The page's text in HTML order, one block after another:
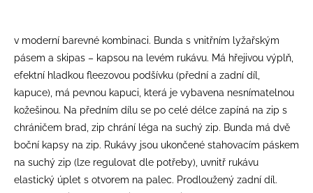
v moderní barevné kombinaci. Bunda s vnitřním lyžařským
pásem a skipas – kapsou na levém rukávu. Má hřejivou výplň,
efektní hladkou fleezovou podšívku (přední a zadní díl,
kapuce), má pevnou kapuci, která je vybavena nesnímatelnou
kožešinou. Na předním dílu se po celé délce zapíná na zip s
chráničem brad, zip chrání léga na suchý zip. Bunda má dvě
boční kapsy na zip. Rukávy jsou ukončené stahovacím páskem
na suchý zip (lze regulovat dle potřeby), uvnitř rukávu
elastický úplet s otvorem na palec. Prodloužený zadní díl.